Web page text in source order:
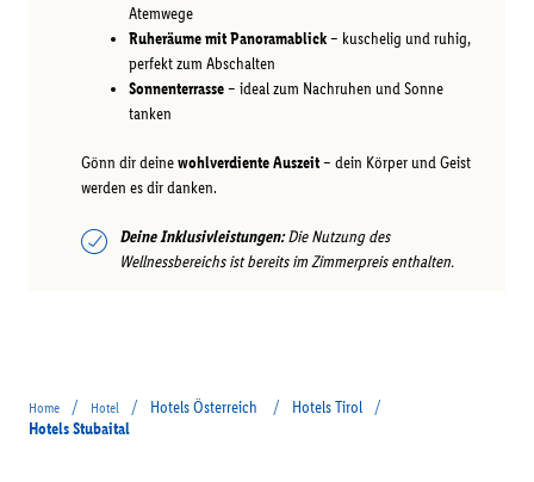
Atemwege
Ruheräume mit Panoramablick– kuschelig und ruhig,
perfekt zum Abschalten
Sonnenterrasse– ideal zum Nachruhen und Sonne
tanken
Gönn dir deinewohlverdiente Auszeit– dein Körper und Geist
werden es dir danken.
Deine Inklusivleistungen:Die Nutzung des
Wellnessbereichs ist bereits im Zimmerpreis enthalten.
Home / Hotel / Hotels Österreich / Hotels Tirol
/
Hotels Stubaital